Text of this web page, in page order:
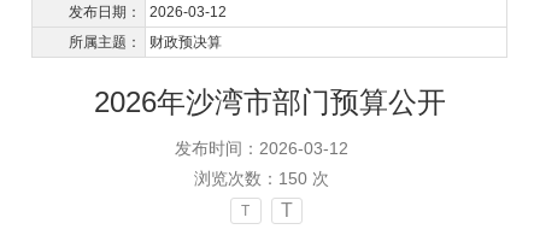
发布日期：
2026-03-12
所属主题：
财政预决算
2026年沙湾市部门预算公开
发布时间：2026-03-12
浏览次数： 150次
T T